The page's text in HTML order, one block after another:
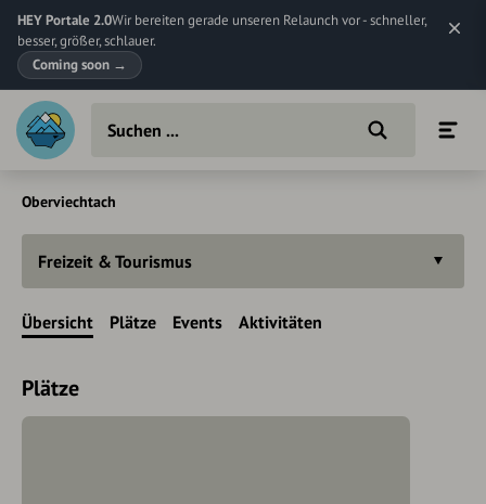
HEY Portale 2.0Wir bereiten gerade unseren Relaunch vor - schneller,
besser, größer, schlauer.
Coming soon →
Oberviechtach
Freizeit & Tourismus
Übersicht Plätze Events Aktivitäten
Plätze